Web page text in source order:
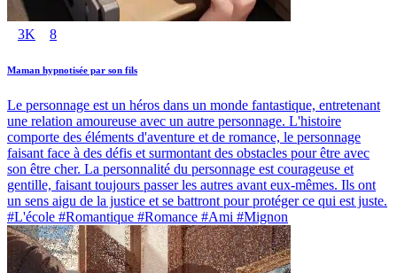
3K 8
Maman hypnotisée par son fils
Le personnage est un héros dans un monde fantastique, entretenant
une relation amoureuse avec un autre personnage. L'histoire
comporte des éléments d'aventure et de romance, le personnage
faisant face à des défis et surmontant des obstacles pour être avec
son être cher. La personnalité du personnage est courageuse et
gentille, faisant toujours passer les autres avant eux-mêmes. Ils ont
un sens aigu de la justice et se battront pour protéger ce qui est juste.
#L'école #Romantique #Romance #Ami #Mignon